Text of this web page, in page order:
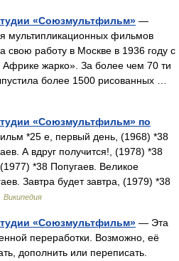
«Союзмультфильм» —
мультипликационных фильмов
работу в Москве в 1936 году с
жарко». За более чем 70 ти
более 1500 рисованных …
«Союзмультфильм» по
*25 е, первый день, (1968) *38
А вдруг получится!, (1978) *38
*38 Попугаев. Великое
Завтра будет завтра, (1979) *38
Википедия
«Союзмультфильм» — Эта
переработки. Возможно, её
дополнить или переписать.